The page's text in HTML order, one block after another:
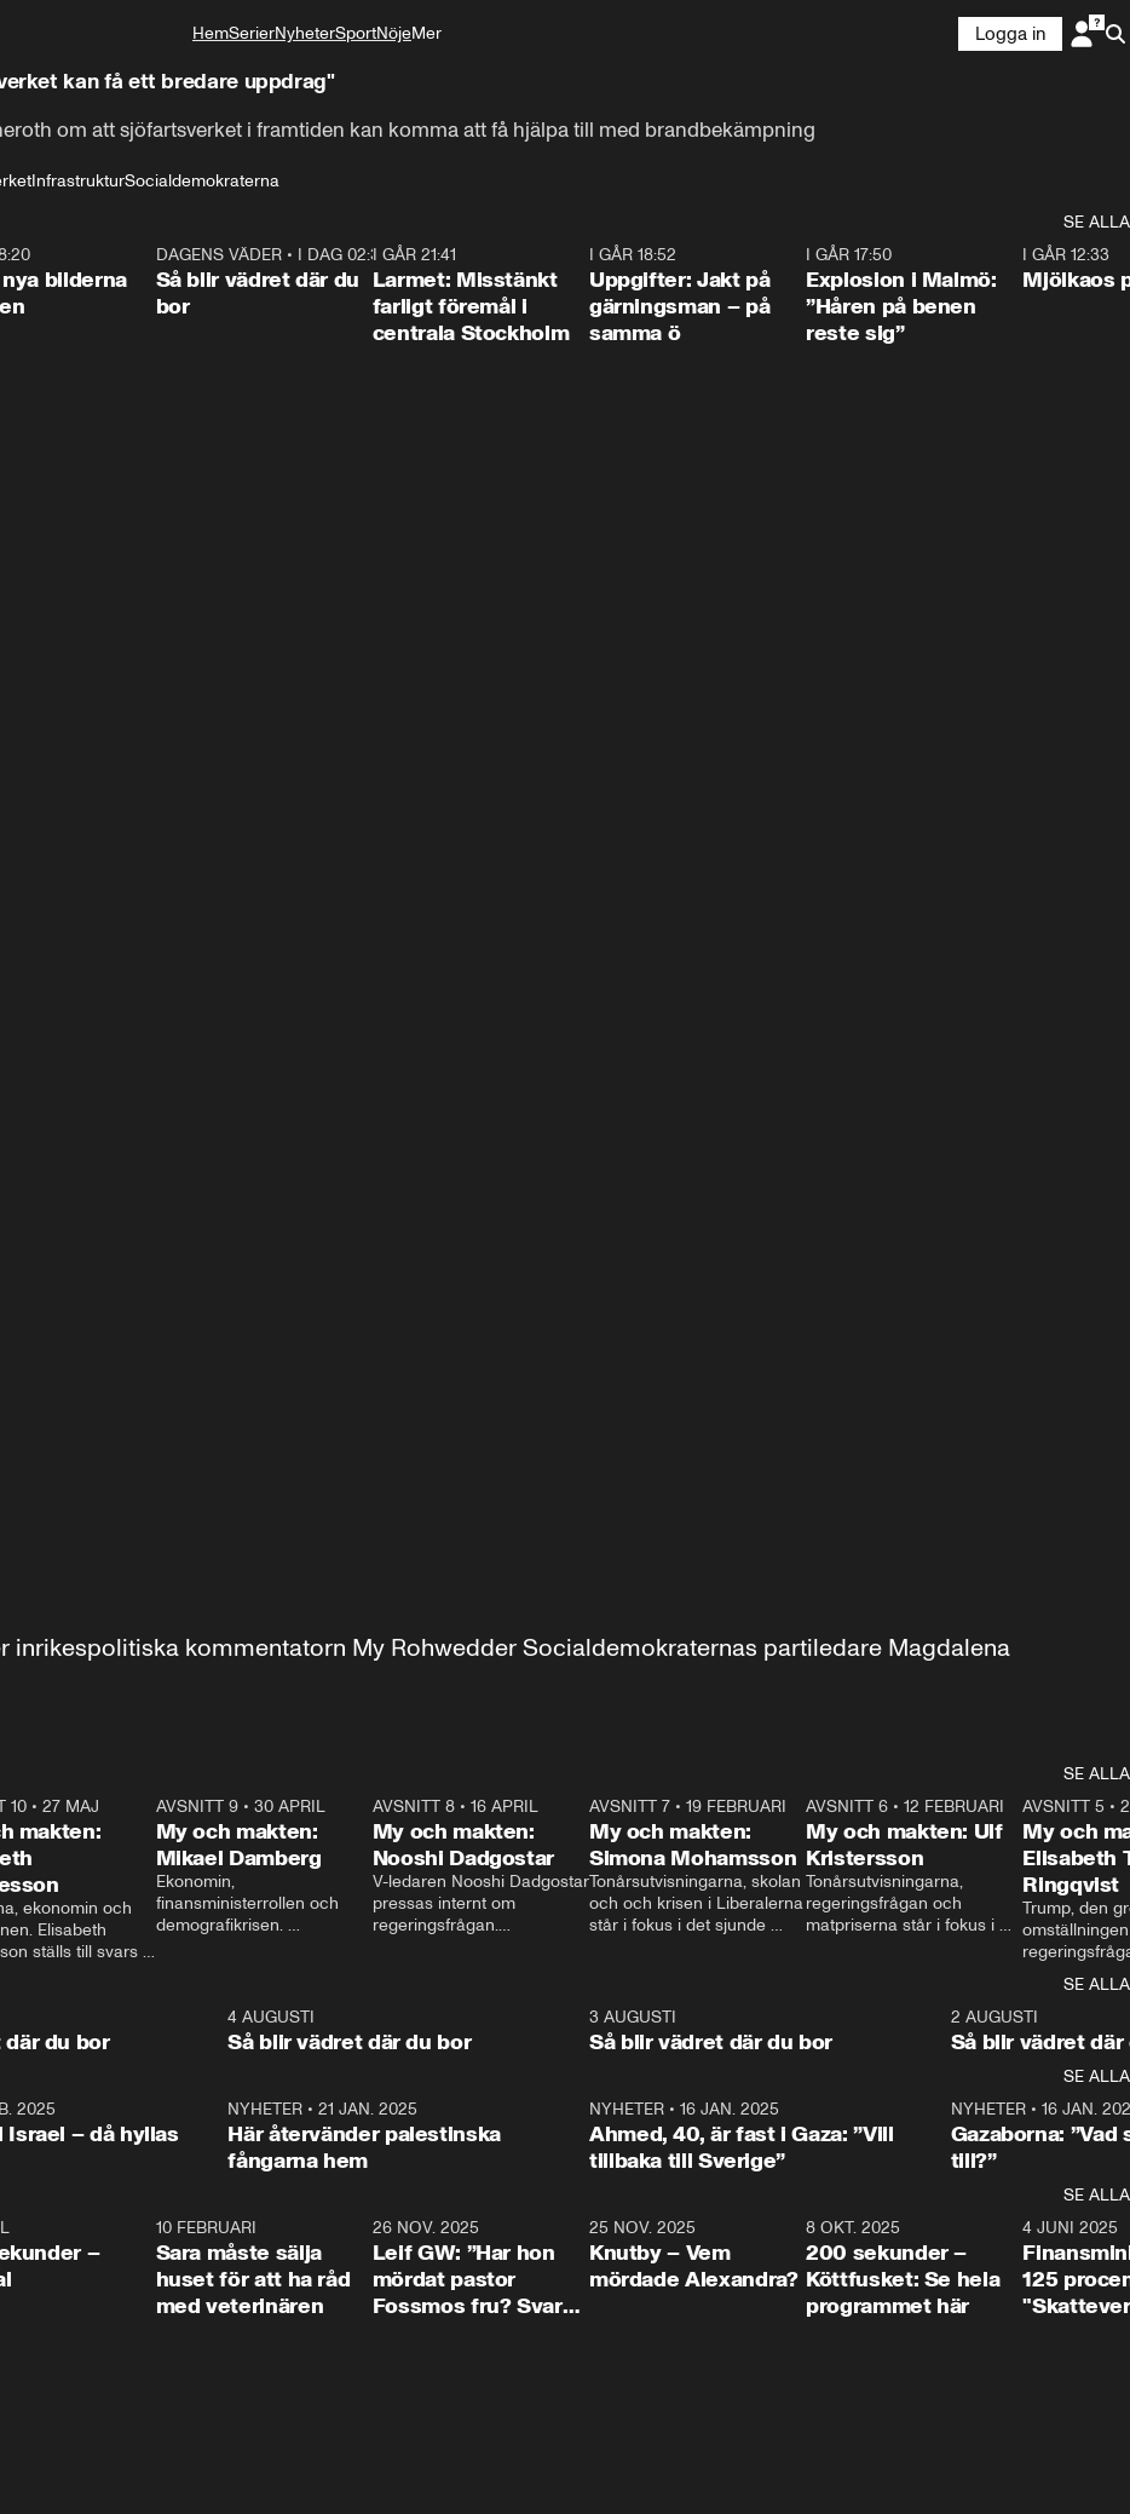
HemSerierNyheterSportNöjeMer
Logga in
kan få ett bredare uppdrag"
om att sjöfartsverket i framtiden kan komma att få hjälpa till med brandbekämpning
InfrastrukturSocialdemokraterna
SE ALLA
bilderna
1:06
DAGENS VÄDER• I DAG 02:30
Så blir vädret där du
bor
I GÅR 21:41
Larmet: Misstänkt
farligt föremål i
centrala Stockholm
I GÅR 18:52
Uppgifter: Jakt på
gärningsman – på
samma ö
I GÅR 17:50
Explosion i Malmö:
”Håren på benen
reste sig”
I GÅR 12:33
Mjölkaos
inrikespolitiska kommentatorn My Rohwedder Socialdemokraternas partiledare Magdalena
SE ALLA
10 •27 MAJ
makten:
ekonomin och
Elisabeth
ställs till svars
AVSNITT 9• 30 APRIL
My och makten:
Mikael Damberg
Ekonomin,
finansministerrollen och
demografikrisen.
och Makten.
AVSNITT 8• 16 APRIL
My och makten:
Nooshi Dadgostar
V-ledaren Nooshi Dadgostar
pressas internt om
regeringsfrågan.
– Vi ställer upp i val. Ska vi
vara med så sitter vi förstås
24:30
AVSNITT 7• 19 FEBRUARI
My och makten:
Simona Mohamsson
Tonårsutvisningarna, skolan
och och krisen i Liberalerna
står i fokus i det sjunde
kommentator My
Rohwedder ställer
utbildnings- och
Mohamsson till svars.
27:30
AVSNITT 6 •12 FEBRUARI
My och makten: Ulf
Kristersson
Tonårsutvisningarna,
regeringsfrågan och
matpriserna står i fokus i
Rohwedder ställer
statsminister Ulf Kristersson
AVSNITT 5 •
My och
Elisabeth
Ringqvist
Trump, den
centrum i
avsnittet av
Makten”. Se
Aftonbladets
Rohwedder
Thand Ring
SE ALLA
1:06
du bor
4 AUGUSTI
Så blir vädret där du bor
3 AUGUSTI
Så blir vädret där du bor
2 AUGUSTI
Så blir vädret där
SE ALLA
2025
Israel – då hyllas
NYHETER •21 JAN. 2025
Här återvänder palestinska
fångarna hem
NYHETER• 16 JAN. 2025
Ahmed, 40, är fast i Gaza: ”Vill
tillbaka till Sverige”
NYHETER• 16 JAN.
Gazaborna:
till?”
SE ALLA
–
10 FEBRUARI
Sara måste sälja
huset för att ha råd
med veterinären
26 NOV. 2025
Leif GW: ”Har hon
mördat pastor
Fossmos fru? Svar
31:05
25 NOV. 2025
Knutby – Vem
mördade Alexandra?
4:29
8 OKT. 2025
200 sekunder –
Köttfusket: Se hela
programmet här
4 JUNI 2025
125